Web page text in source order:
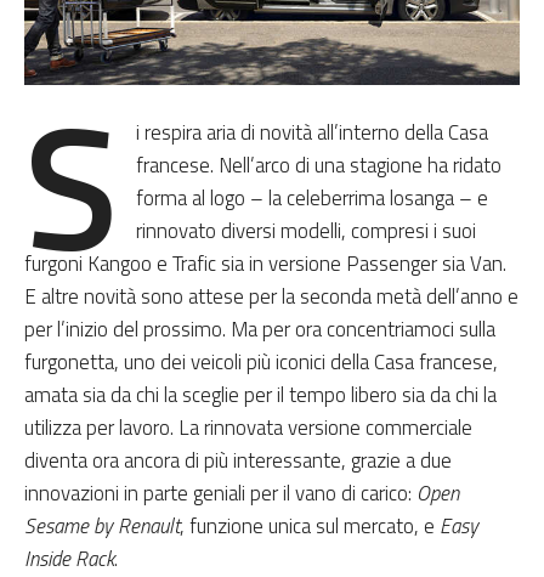
S i respira aria di novità all’interno della Casa
francese. Nell’arco di una stagione ha ridato
forma al logo – la celeberrima losanga – e
rinnovato diversi modelli, compresi i suoi
furgoni Kangoo e Trafic sia in versione Passenger sia Van.
E altre novità sono attese per la seconda metà dell’anno e
per l’inizio del prossimo. Ma per ora concentriamoci sulla
furgonetta, uno dei veicoli più iconici della Casa francese,
amata sia da chi la sceglie per il tempo libero sia da chi la
utilizza per lavoro. La rinnovata versione commerciale
diventa ora ancora di più interessante, grazie a due
innovazioni in parte geniali per il vano di carico: Open
Sesame by Renault, funzione unica sul mercato, e Easy
Inside Rack.